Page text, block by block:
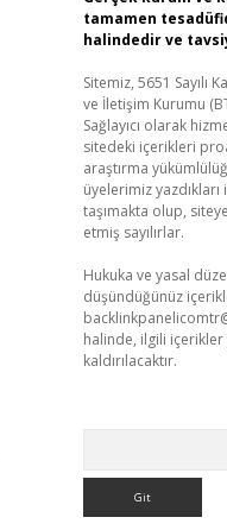
tamamen
halindedir ve
Sitemiz, 5651 Sayılı
ve İletişim Kurumu
Sağlayıcı olarak
sitedeki içerikleri
araştırma
üyelerimiz
taşımakta olup,
etmiş sayılırlar.
Hukuka ve yasal
düşündüğünüz
halinde, ilgili
kaldırılacaktır.